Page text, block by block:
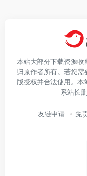
本站大部分下载资源收
归原作者所有。若您
版授权并合法使用。
系站长
友链申请 免